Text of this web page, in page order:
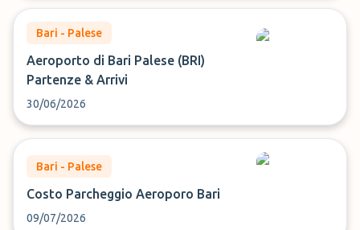
Bari - Palese
Aeroporto di Bari Palese (BRI)
Partenze & Arrivi
30/06/2026
Bari - Palese
Costo Parcheggio Aeroporo Bari
09/07/2026